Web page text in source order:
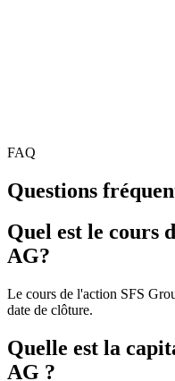
FAQ
Questions
Quel est le cours
AG?
Le cours de l'action SFS
date de clôture.
Quelle est la
AG ?